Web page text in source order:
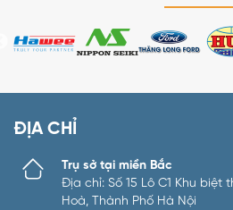
ĐỊA CHỈ
Trụ sở tại miền Bắc
Địa chỉ: Số 15 Lô C1 Khu biệt
Hoà, Thành Phố Hà Nội